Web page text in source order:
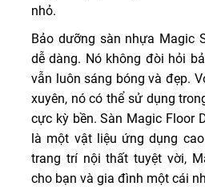
nhỏ.
Bảo dưỡng sàn nhựa Magic
dễ dàng. Nó không đòi hỏi
vẫn luôn sáng bóng và đẹp.
xuyên, nó có thể sử dụng
cực kỳ bền. Sàn Magic Floor
là một vật liệu ứng dụng
trang trí nội thất tuyệt vời,
cho bạn và gia đình một cái